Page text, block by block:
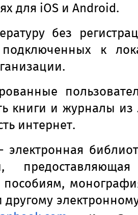
для iOS и Android.
без
подключенных к
книги и журналы
интернет.
пособиям,